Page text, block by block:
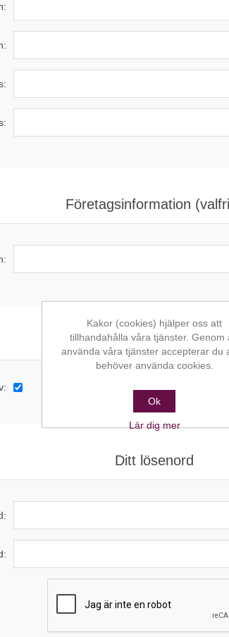
Företagsinformation
Alternativ
Ditt lösenord
Kakor (cookies) hjälper oss att
tillhandahålla våra tjänster. Genom
använda våra tjänster accepterar du
behöver använda cookies.
Ok
Lär dig mer